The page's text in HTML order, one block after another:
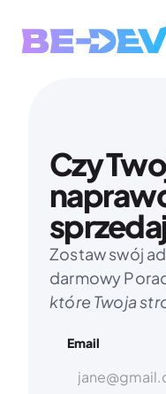
Czy
Zostaw swój
darmowy
które Twoja
Email